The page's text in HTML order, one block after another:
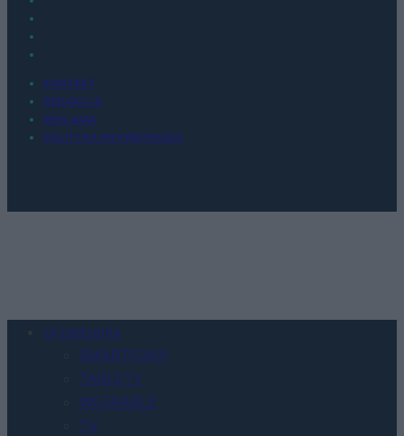
KONTAKT
REDAKCJA
REKLAMA
POLITYKA PRYWATNOŚCI
Urządzenia
SMARTFONY
TABLETY
WEARABLE
TV